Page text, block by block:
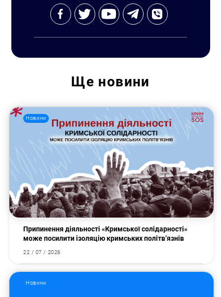
Ще новини
Новини
Припинення діяльності «Кримської солідарності»
може посилити ізоляцію кримських політв’язнів
22 / 07 / 2026
Новини